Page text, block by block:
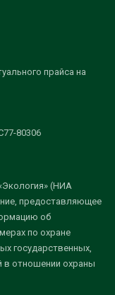
прайса на
80306
(НИА
предоставляющее
об
по охране
государственных,
в отношении охраны